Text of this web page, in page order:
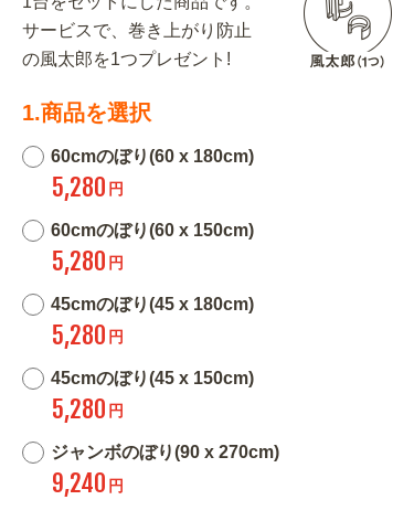
サービスで、巻き上がり防止
の風太郎を1つプレゼント!
1.商品を選択
60cmのぼり(60 x 180cm)
5,280 円
60cmのぼり(60 x 150cm)
5,280 円
45cmのぼり(45 x 180cm)
5,280 円
45cmのぼり(45 x 150cm)
5,280 円
ジャンボのぼり(90 x 270cm)
9,240 円